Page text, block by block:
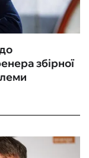
збірної